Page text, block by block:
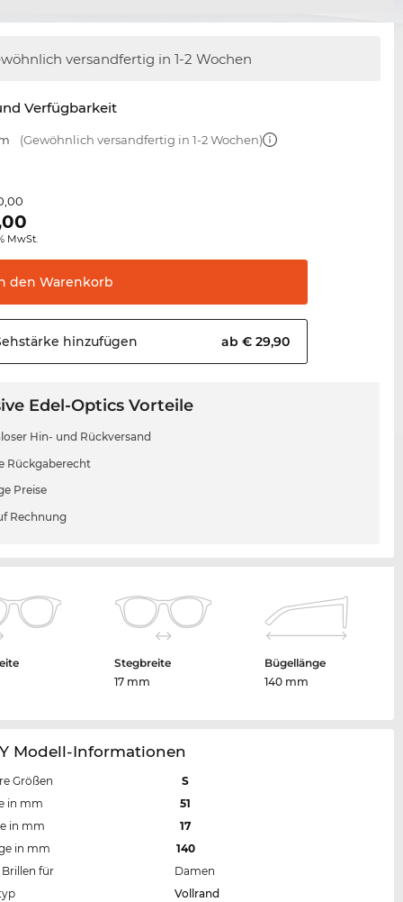
versandfertig in 1-2 Wochen
Verfügbarkeit
(Gewöhnlich versandfertig in 1-2 Wochen)
MwSt.
den Warenkorb
hinzufügen ab € 29,90
Edel-Optics Vorteile
Hin- und Rückversand
Rückgaberecht
Preise
Rechnung
Stegbreite
17 mm
Bügellänge
140 mm
Modell-Informationen
Größen
S
in mm
51
in mm
17
in mm
140
für
Damen
Vollrand